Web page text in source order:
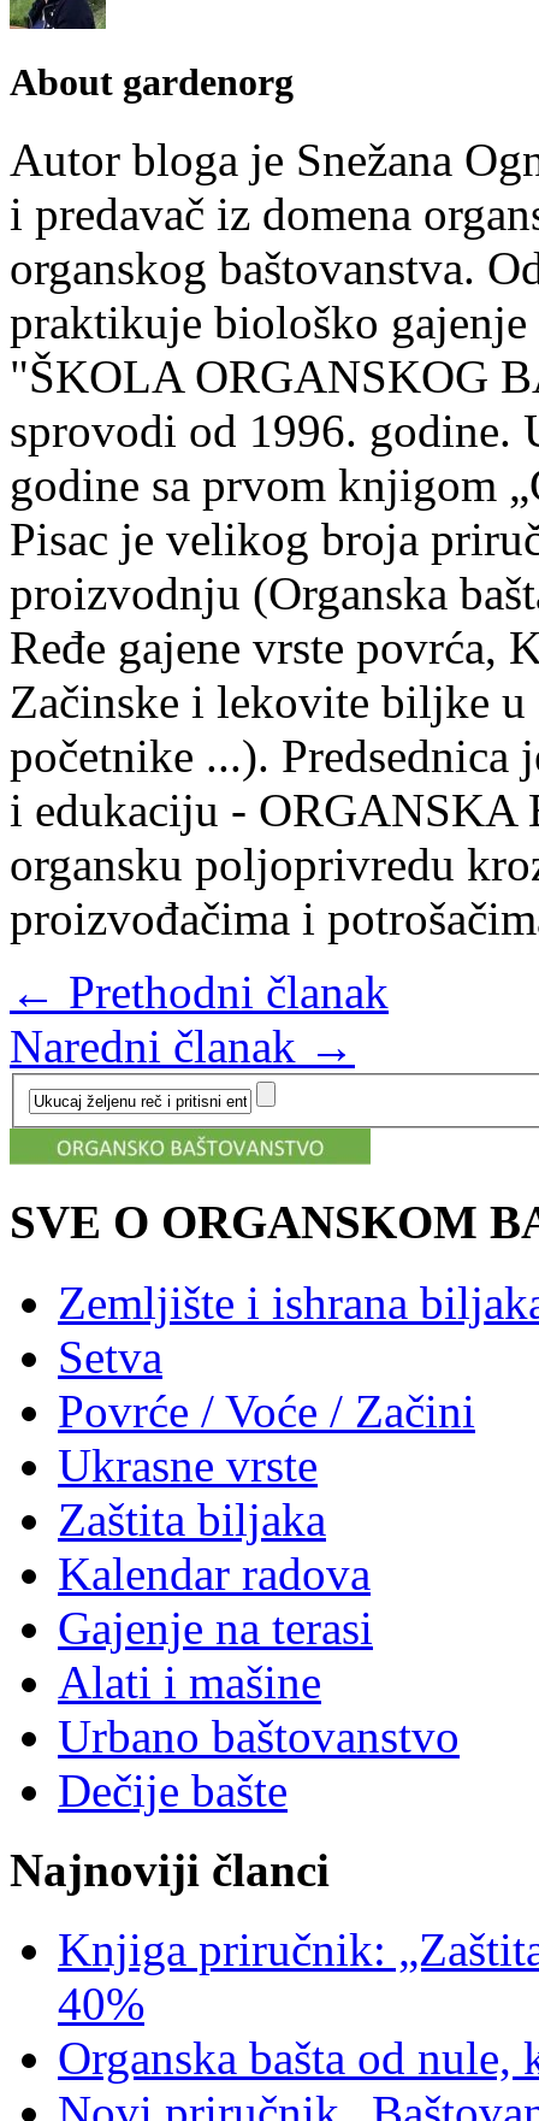
About gardenorg
Autor bloga je Snežana
i predavač iz domena
organskog baštovanstva.
praktikuje biološko
"ŠKOLA ORGANSKOG
sprovodi od 1996. godine.
godine sa prvom knjigom
Pisac je velikog broja
proizvodnju (Organska
Ređe gajene vrste povrća,
Začinske i lekovite biljke u
početnike ...). Predsednica
i edukaciju - ORGANSKA
organsku poljoprivredu
proizvođačima i
← Prethodni članak
Naredni članak →
SVE O ORGANSKOM
Zemljište i ishrana
Setva
Povrće / Voće / Začini
Ukrasne vrste
Zaštita biljaka
Kalendar radova
Gajenje na terasi
Alati i mašine
Urbano baštovanstvo
Dečije bašte
Najnoviji članci
Knjiga priručnik:
40%
Organska bašta od nule,